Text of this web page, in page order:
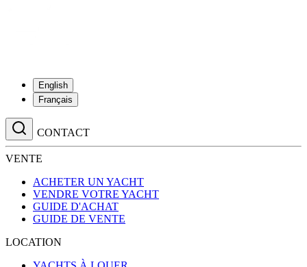
English
Français
CONTACT
VENTE
ACHETER UN YACHT
VENDRE VOTRE YACHT
GUIDE D'ACHAT
GUIDE DE VENTE
LOCATION